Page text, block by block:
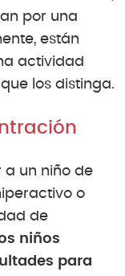
por una
están
actividad
los distinga.
un niño de
o
de
niños
para